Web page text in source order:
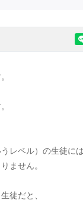
レベル）の生徒には
ません。
徒だと、